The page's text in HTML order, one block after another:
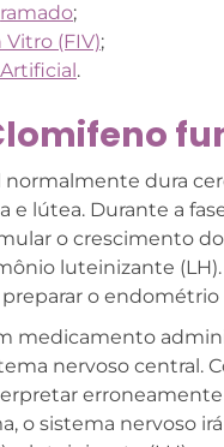
;
(FIV);
.
dura
e lútea. Durante a
o crescimento
luteinizante
o endométrio
medicamento
nervoso central.
o sistema nervoso